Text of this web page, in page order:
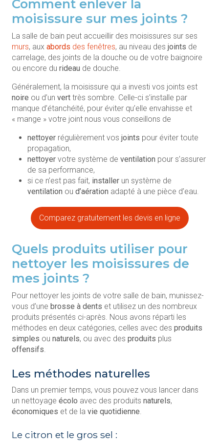
Comment enlever la
moisissure sur mes joints ?
La salle de bain peut accueillir des moisissures sur ses
murs, aux abords des fenêtres, au niveau des joints de
carrelage, des joints de la douche ou de votre baignoire
ou encore du rideau de douche.
Généralement, la moisissure qui a investi vos joints est
noire ou d’un vert très sombre. Celle-ci s’installe par
manque d’étanchéité, pour éviter qu’elle envahisse et
« mange » votre joint nous vous conseillons de
nettoyer régulièrement vos joints pour éviter toute
propagation,
nettoyer votre système de ventilation pour s’assurer
de sa performance,
si ce n’est pas fait, installer un système de
ventilation ou d’aération adapté à une pièce d’eau.
Comparez gratuitement les devis en ligne
Quels produits utiliser pour
nettoyer les moisissures de
mes joints ?
Pour nettoyer les joints de votre salle de bain, munissez-
vous d’une brosse à dents et utilisez un des nombreux
produits présentés ci-après. Nous avons réparti les
méthodes en deux catégories, celles avec des produits
simples ou naturels, ou avec des produits plus
offensifs.
Les méthodes naturelles
Dans un premier temps, vous pouvez vous lancer dans
un nettoyage écolo avec des produits naturels,
économiques et de la vie quotidienne.
Le citron et le gros sel :